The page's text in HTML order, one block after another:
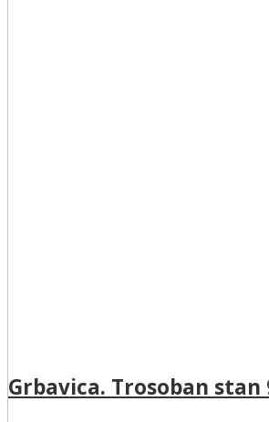
Grbavica. Trosoban stan